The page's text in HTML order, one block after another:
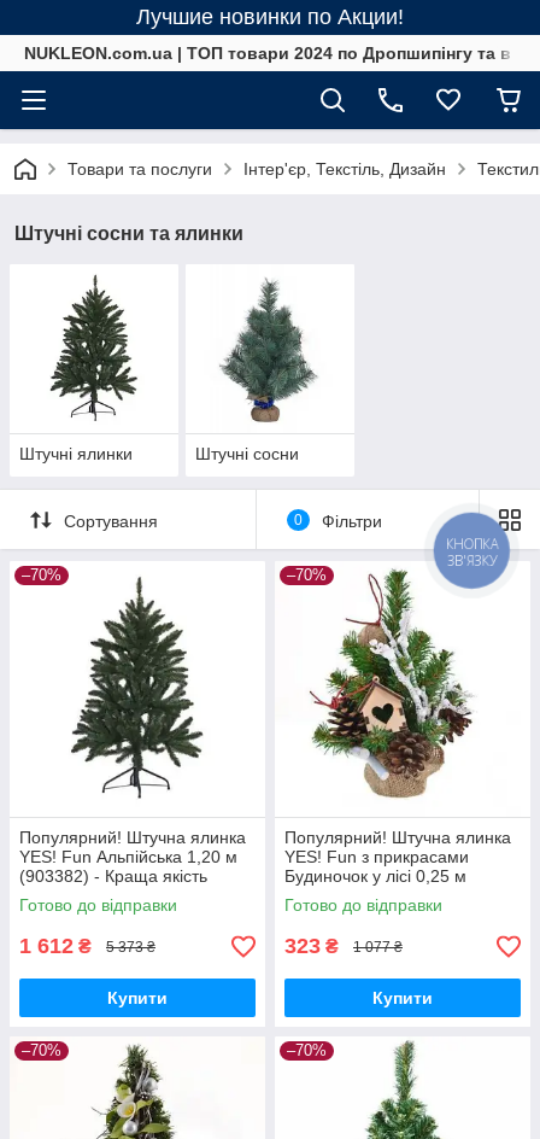
Лучшие новинки по Акции!
NUKLEON.com.ua | ТОП товари 2024 по Дропшипінгу та в
Товари та послуги Інтер'єр, Текстіль, Дизайн
Штучні сосни та ялинки
Штучні ялинки Штучні сосни
Сортування 0 Фільтри
–70%
Популярний! Штучна ялинка
YES! Fun Альпійська 1,20 м
(903382) - Краща якість
тільки на Nukleon.com.ua
Готово до відправки
1 612 ₴ 5 373 ₴
Купити
–70%
Популярний! Штучна ялинка
YES! Fun з прикрасами
Будиночок у лісі 0,25 м
(904299) - Краща якість
тільки на Nukleon.com.ua
Готово до відправки
323 ₴ 1 077 ₴
Купити
–70% –70%
КНОПКА
ЗВ'ЯЗКУ